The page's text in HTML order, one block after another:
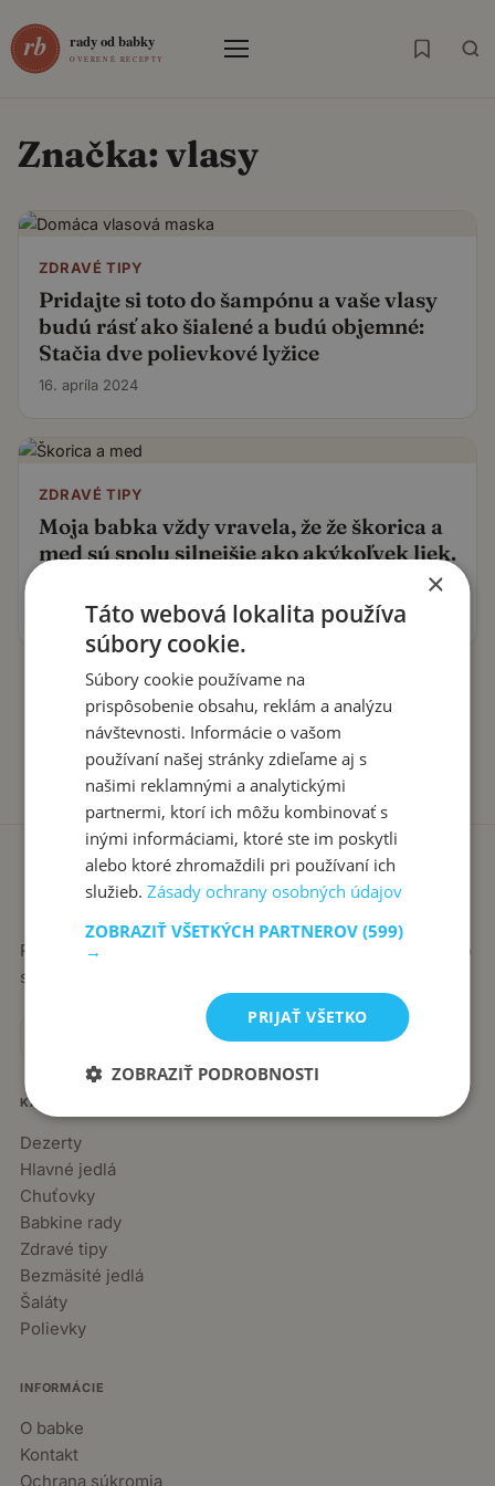
Menu
Značka:vlasy
ZDRAVÉ TIPY
Pridajte si toto do šampónu a vaše vlasy
budú rásť ako šialené a budú objemné:
Stačia dve polievkové lyžice
16. apríla 2024
ZDRAVÉ TIPY
Moja babka vždy vravela, že že škorica a
med sú spolu silnejšie ako akýkoľvek liek.
25. októbra 2023
Recepty píše babka Stanka. Jednoduché, poctivé jedlá zo
slovenskej kuchyne, ktoré sa vždy podaria.
KATEGÓRIE
Dezerty
Hlavné jedlá
Chuťovky
Babkine rady
Zdravé tipy
Bezmäsité jedlá
Šaláty
Polievky
INFORMÁCIE
O babke
Kontakt
Ochrana súkromia
×
Táto webová lokalita používa
súbory cookie.
Súbory cookie používame na
prispôsobenie obsahu, reklám a analýzu
návštevnosti. Informácie o vašom
používaní našej stránky zdieľame aj s
našimi reklamnými a analytickými
partnermi, ktorí ich môžu kombinovať s
inými informáciami, ktoré ste im poskytli
alebo ktoré zhromaždili pri používaní ich
služieb.Zásady ochrany osobných údajov
ZOBRAZIŤ VŠETKÝCH PARTNEROV(599)
→
PRIJAŤ VŠETKO
ZOBRAZIŤ PODROBNOSTI